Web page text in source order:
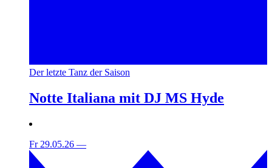
Der letzte Tanz der Saison
Notte Italiana mit DJ MS Hyde
Fr 29.05.26 —